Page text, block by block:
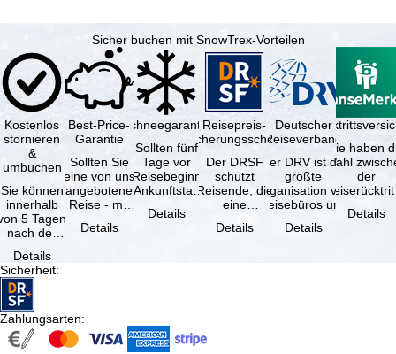
Sicher buchen mit SnowTrex-Vorteilen
Kostenlos
stornieren
&
umbuchen
Sie können
innerhalb
5 Tagen
nach der
kostenfrei
…
Details
Best-Price-
Garantie
Sollten Sie
eine von uns
angebotene
Reise - mit
Leistung und
Details
Schneegarantie
Sollten fünf
Tage vor
Reisebeginn
(Ankunftstag)
aufgrund von
Schneemangel
Details
Reisepreis-
Sicherungsschein
Der DRSF
schützt
Reisende, die
eine
oder
Details
Deutscher
Reiseverband
Der DRV ist die
größte
Organisation von
Reisebüros und
Reiseveranstaltern
in …
Details
Sie haben
Wahl
der
(inklusive
Details
Sicherheit:
Zahlungsarten: